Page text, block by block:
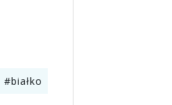
#białko